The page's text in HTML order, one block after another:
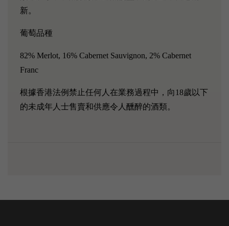
新。
葡萄品種
82% Merlot, 16% Cabernet Sauvignon, 2% Cabernet
Franc
根據香港法例禁止任何人在業務過程中，向18歲以下
的未成年人士售賣和供應令人醺醉的酒類。